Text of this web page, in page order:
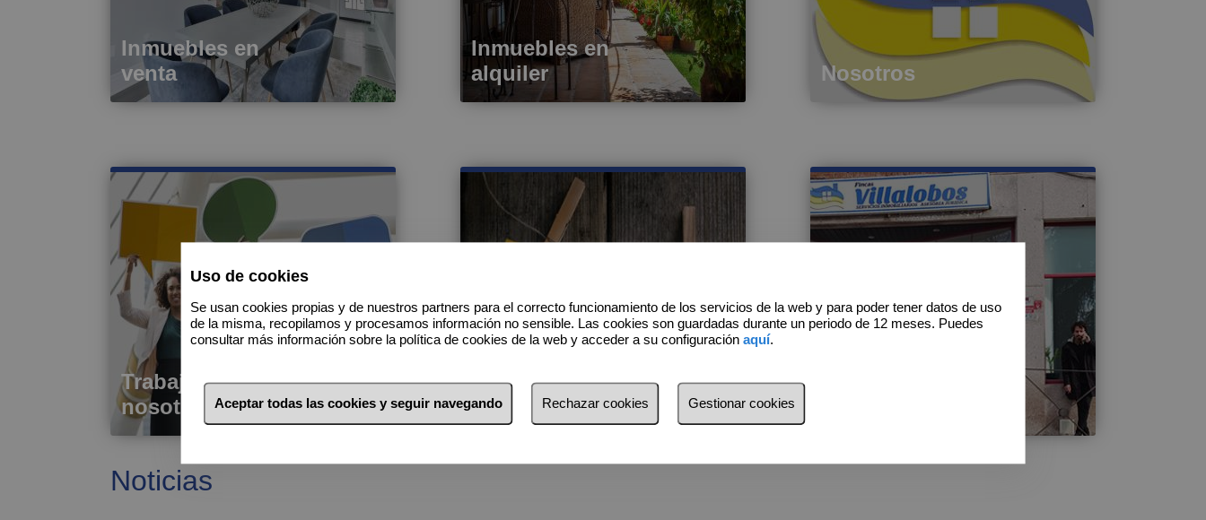
Inmuebles en
venta
Inmuebles en
alquiler
Nosotros
Trabaje con
nosotros
Venda con
nosotros
Noticias
Uso de cookies
Se usan cookies propias y de nuestros partners para el correcto funcionamiento de los servicios de la web y para poder tener datos de uso
de la misma, recopilamos y procesamos información no sensible. Las cookies son guardadas durante un periodo de 12 meses. Puedes
consultar más información sobre la política de cookies de la web y acceder a su configuración aquí.
Aceptar todas las cookies y seguir navegando Rechazar cookies Gestionar cookies